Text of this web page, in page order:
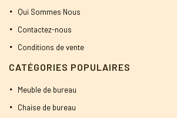
Qui Sommes Nous
Contactez-nous
Conditions de vente
CATÉGORIES POPULAIRES
Meuble de bureau
Chaise de bureau